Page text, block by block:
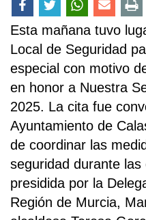
Esta mañana tuvo
Local de Seguridad
especial con motivo
en honor a Nuestra
2025. La cita fue
Ayuntamiento de
de coordinar las
seguridad durante
presidida por la
Región de Murcia,